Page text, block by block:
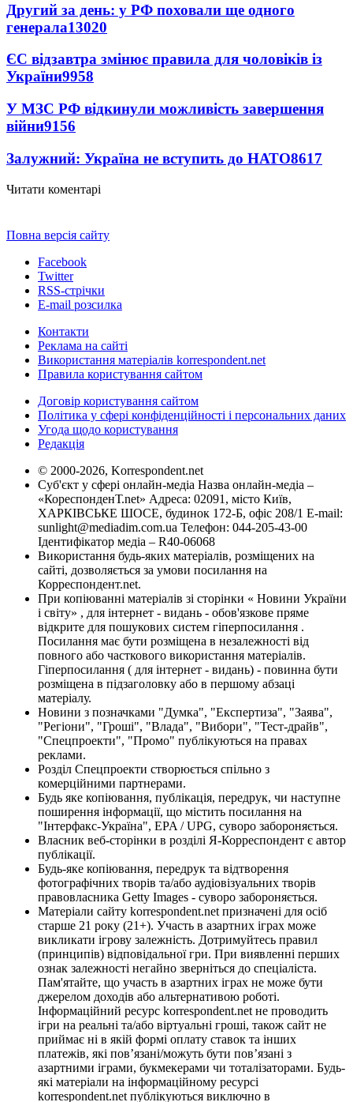
Другий за день: у РФ поховали ще одного
генерала13020
ЄС відзавтра змінює правила для чоловіків із
України9958
У МЗС РФ відкинули можливість завершення
війни9156
Залужний: Україна не вступить до НАТО8617
Читати коментарі
Повна версія сайту
Facebook
Twitter
RSS-стрічки
E-mail розсилка
Контакти
Реклама на сайті
Використання матеріалів korrespondent.net
Правила користування сайтом
Договір користування сайтом
Політика у сфері конфіденційності і персональних даних
Угода щодо користування
Редакція
© 2000-2026, Korrespondent.net
Суб'єкт у сфері онлайн-медіа Назва онлайн-медіа –
«КореспонденТ.net» Адреса: 02091, місто Київ,
ХАРКІВСЬКЕ ШОСЕ, будинок 172-Б, офіс 208/1 E-mail:
sunlight@mediadim.com.ua Телефон: 044-205-43-00
Ідентифікатор медіа – R40-06068
Використання будь-яких матеріалів, розміщених на
сайті, дозволяється за умови посилання на
Корреспондент.net.
При копіюванні матеріалів зі сторінки « Новини України
і світу» , для інтернет - видань - обов'язкове пряме
відкрите для пошукових систем гіперпосилання .
Посилання має бути розміщена в незалежності від
повного або часткового використання матеріалів.
Гіперпосилання ( для інтернет - видань) - повинна бути
розміщена в підзаголовку або в першому абзаці
матеріалу.
Новини з позначками "Думка", "Експертиза", "Заява",
"Регіони", "Гроші", "Влада", "Вибори", "Тест-драйв",
"Спецпроекти", "Промо" публікуються на правах
реклами.
Розділ Спецпроекти створюється спільно з
комерційними партнерами.
Будь яке копіювання, публікація, передрук, чи наступне
поширення інформації, що містить посилання на
"Інтерфакс-Україна", EPA / UPG, суворо забороняється.
Власник веб-сторінки в розділі Я-Корреспондент є автор
публікації.
Будь-яке копіювання, передрук та відтворення
фотографічних творів та/або аудіовізуальних творів
правовласника Getty Images - суворо забороняється.
Матеріали сайту korrespondent.net призначені для осіб
старше 21 року (21+). Участь в азартних іграх може
викликати ігрову залежність. Дотримуйтесь правил
(принципів) відповідальної гри. При виявленні перших
ознак залежності негайно зверніться до спеціаліста.
Пам'ятайте, що участь в азартних іграх не може бути
джерелом доходів або альтернативою роботі.
Інформаційний ресурс korrespondent.net не проводить
ігри на реальні та/або віртуальні гроші, також сайт не
приймає ні в якій формі оплату ставок та інших
платежів, які пов’язані/можуть бути пов’язані з
азартними іграми, букмекерами чи тоталізаторами. Будь-
які матеріали на інформаційному ресурсі
korrespondent.net публікуються виключно в